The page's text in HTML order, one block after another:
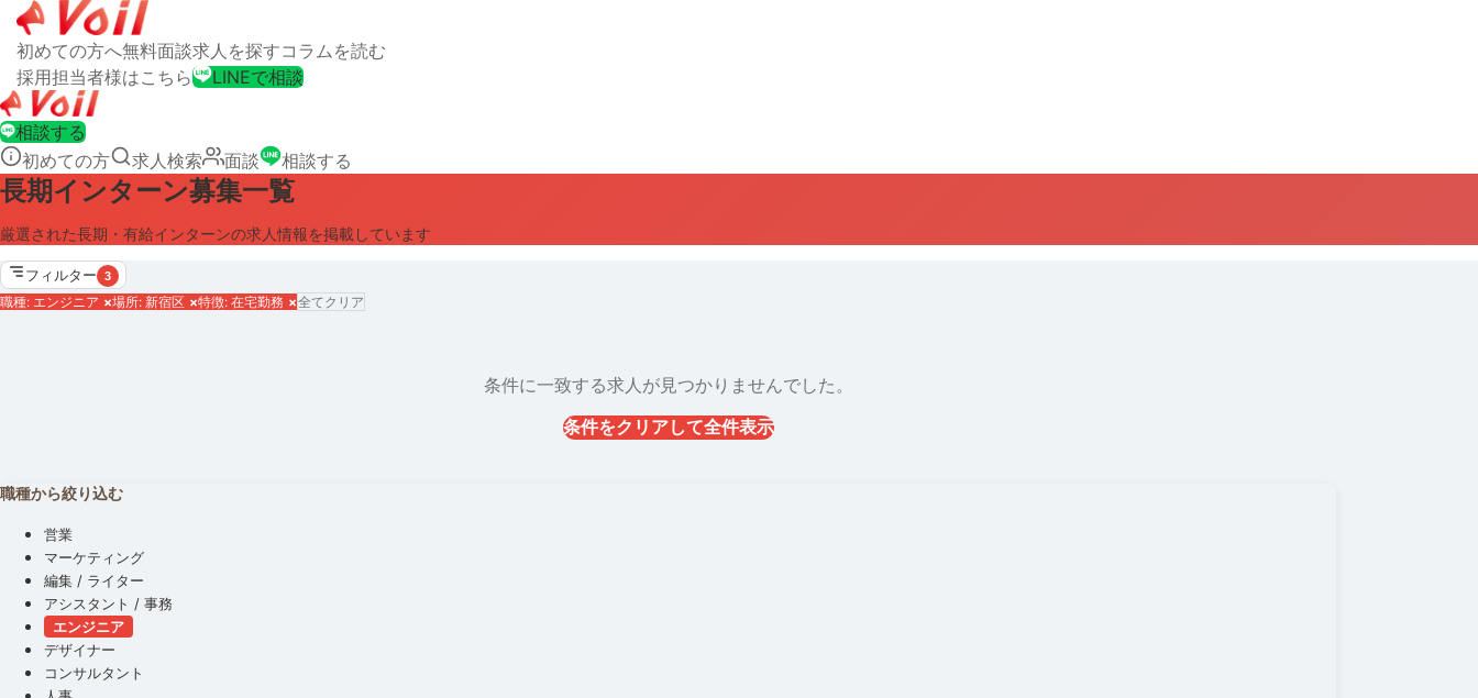
初めての方へ無料面談求人を探すコラムを読む
採用担当者様はこちら
LINEで相談
相談する
初めての方
求人検索 面談 相談する
長期インターン募集一覧
厳選された長期・有給インターンの求人情報を掲載しています
フィルター 3
職種: エンジニア ×場所: 新宿区 ×特徴: 在宅勤務 ×全てクリア
条件に一致する求人が見つかりませんでした。
条件をクリアして全件表示
職種から絞り込む
営業
マーケティング
編集 / ライター
アシスタント / 事務
エンジニア
デザイナー
コンサルタント